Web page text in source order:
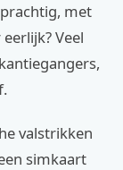
met
Veel
valstrikken
simkaart